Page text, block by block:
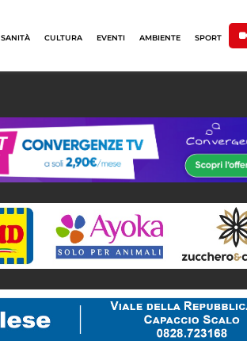
SANITÀ CULTURA EVENTI AMBIENTE SPORT